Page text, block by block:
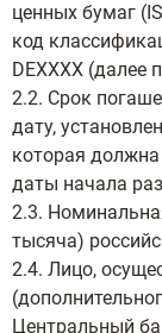
ценных бумаг
код
DEXXXX (далее
2.2. Срок
дату,
которая должна
даты начала
2.3.
тысяча)
2.4. Лицо,
Центральный